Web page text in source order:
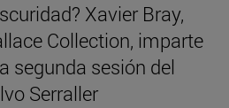
Xavier Bray,
Collection, imparte
segunda sesión del
Serraller